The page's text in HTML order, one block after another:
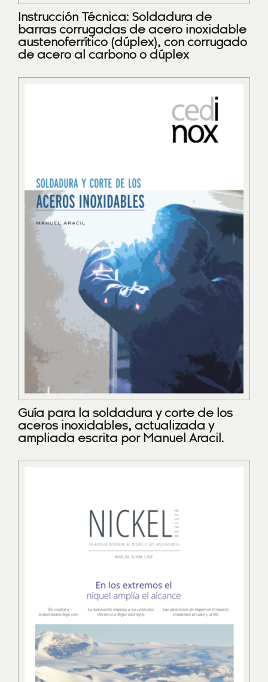
Instrucción Técnica: Soldadura de
barras corrugadas de acero inoxidable
austenoferrítico (dúplex), con corrugado
de acero al carbono o dúplex
Guía para la soldadura y corte de los
aceros inoxidables, actualizada y
ampliada escrita por Manuel Aracil.